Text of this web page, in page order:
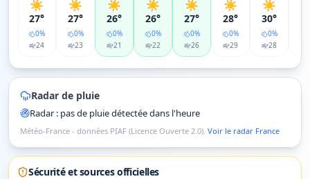
☀️
27°
0%
24
☀️
27°
0%
23
☀️
26°
0%
21
☀️
26°
0%
22
☀️
27°
0%
26
☀️
28°
0%
29
☀️
30°
0%
28
Radar de pluie
Radar : pas de pluie détectée dans l'heure
Météo-France - données PIAF (Licence Ouverte 2.0). Voir le radar France
Sécurité et sources officielles